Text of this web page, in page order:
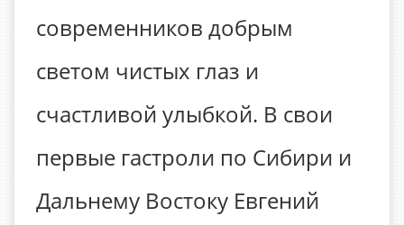
современников добрым
светом чистых глаз и
счастливой улыбкой. В свои
первые гастроли по Сибири и
Дальнему Востоку Евгений